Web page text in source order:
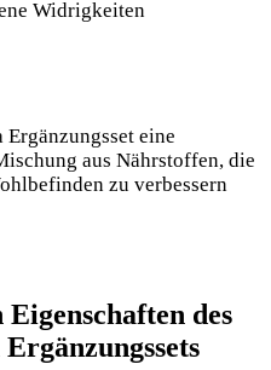
Widrigkeiten
eine
aus Nährstoffen, die
zu verbessern
des